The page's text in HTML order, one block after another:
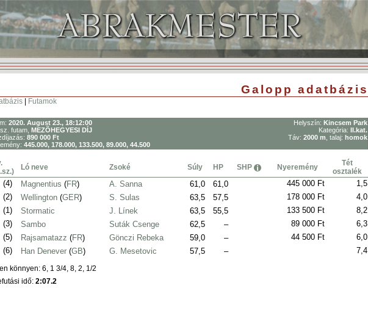
Galopp adatbázis
Futamok
2020. August 23., 18:12:00
futam, MEZÕHEGYESI DÍJ
890 000 Ft
Helyszín: Kincsem Park
Kategória: II.kat.
Táv: 2000 m , talaj: homok
445.000, 178.000, 133.500, 89.000, 44.500
Ló neve Zsoké Súly HP SHP Nyeremény
Tét
osztalék
(4) Magnentius (FR) A. Sanna 61,0 61,0 445 000 Ft
1,5
(2) Wellington (GER) S. Sulas 63,5 57,5 178 000 Ft
4,0
(1) Stormatic J. Línek 63,5 55,5 133 500 Ft
8,2
(3) Sambo Suták Csenge 62,5 – 89 000 Ft
6,3
(5) Rajsamatazz (FR) Gönczi Rebeka 59,0 – 44 500 Ft
6,0
(6) Han Denever (GB) G. Mesetovic 57,5 – 7,4
könnyen: 6, 1 3/4, 8, 2, 1/2
idő: 2:07.2